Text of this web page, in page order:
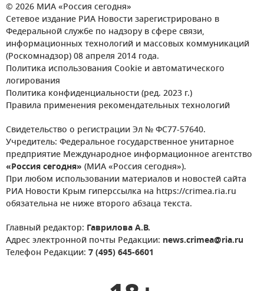
© 2026 МИА «Россия сегодня»
Сетевое издание РИА Новости зарегистрировано в
Федеральной службе по надзору в сфере связи,
информационных технологий и массовых коммуникаций
(Роскомнадзор) 08 апреля 2014 года.
Политика использования Cookie и автоматического
логирования
Политика конфиденциальности (ред. 2023 г.)
Правила применения рекомендательных технологий
Свидетельство о регистрации Эл № ФС77-57640.
Учредитель: Федеральное государственное унитарное
предприятие Международное информационное агентство
«Россия сегодня» (МИА «Россия сегодня»).
При любом использовании материалов и новостей сайта
РИА Новости Крым гиперссылка на https://crimea.ria.ru
обязательна не ниже второго абзаца текста.
Главный редактор: Гаврилова А.В.
Адрес электронной почты Редакции: news.crimea@ria.ru
Телефон Редакции: 7 (495) 645-6601